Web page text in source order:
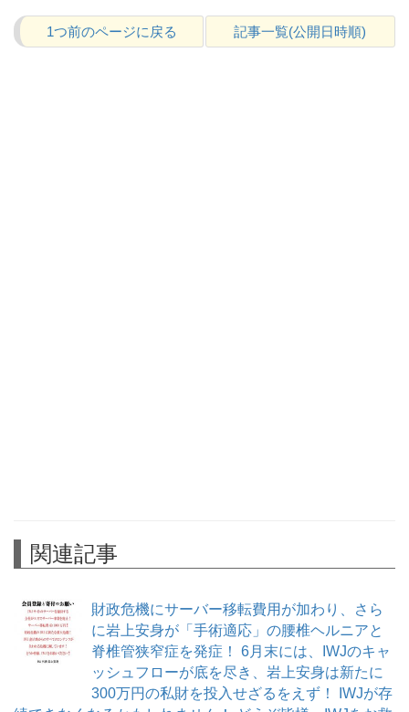
1つ前のページに戻る 記事一覧(公開日時順)
関連記事
財政危機にサーバー移転費用が加わり、さら
に岩上安身が「手術適応」の腰椎ヘルニアと
脊椎管狭窄症を発症！ 6月末には、IWJのキャ
ッシュフローが底を尽き、岩上安身は新たに
300万円の私財を投入せざるをえず！ IWJが存